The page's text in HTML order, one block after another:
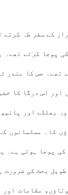
کے سفر طہ کرتے
پوجا کرتے تھے۔
تھے۔ جس کا مندر
اس درگا کا
بھٹکے اور
کا۔ مسلمانوں
کی پوجا ہوتی ہے۔
طویل بحث کی ضرورت
مقامات